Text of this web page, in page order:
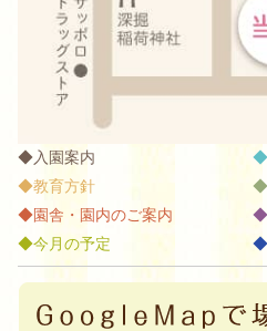
入園案内
教育方針
園舎・園内のご案内
今月の予定